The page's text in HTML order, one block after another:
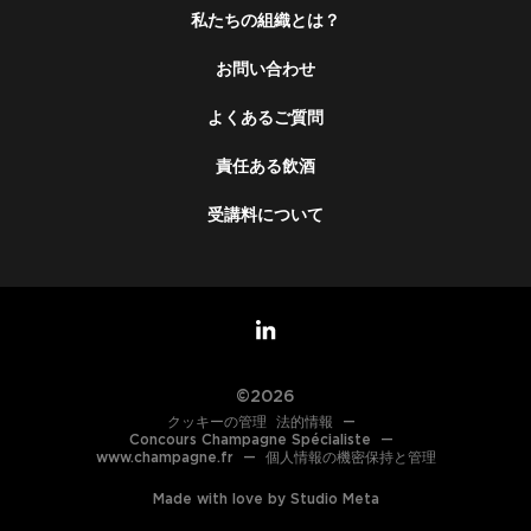
私たちの組織とは？
お問い合わせ
よくあるご質問
責任ある飲酒
受講料について
©2026
クッキーの管理 法的情報
—
Concours Champagne Spécialiste
—
www.champagne.fr
— 個人情報の機密保持と管理
Made with love by Studio Meta